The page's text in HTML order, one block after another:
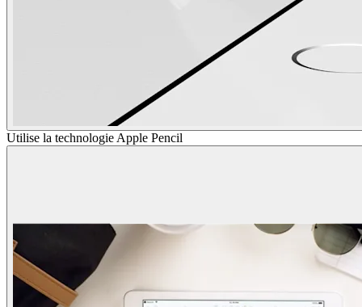
Utilise la technologie Apple Pencil